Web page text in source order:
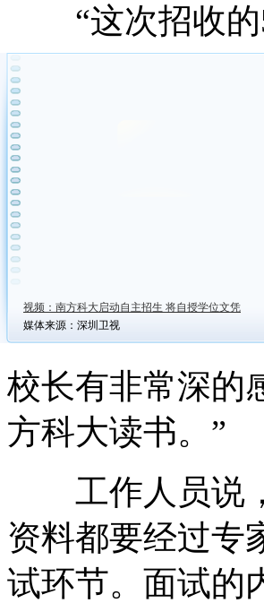
“这次招收的
视频：南方科大启动自主招生 将自授学位文凭
媒体来源：深圳卫视
校长有非常深的
方科大读书。”
工作人员说，
资料都要经过专
试环节。面试的